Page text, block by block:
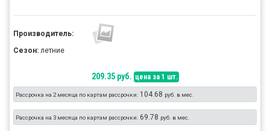
Производитель:
Сезон: летние
209.35 руб. цена за 1 шт.
Рассрочка на 2 месяца по картам рассрочки: 104.68 руб. в мес.
Рассрочка на 3 месяца по картам рассрочки: 69.78 руб. в мес.